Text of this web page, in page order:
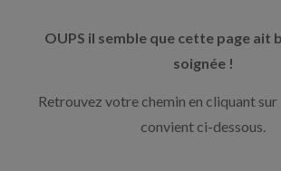
OUPS il semble que cette page ait
soignée !
Retrouvez votre chemin en cliquant sur
convient ci-dessous.